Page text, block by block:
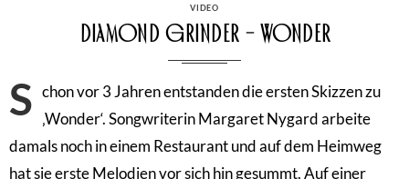
CATEGORIES
VIDEO
Diamond Grinder – Wonder
S chon vor 3 Jahren entstanden die ersten Skizzen zu
‚Wonder‘. Songwriterin Margaret Nygard arbeite
damals noch in einem Restaurant und auf dem Heimweg
hat sie erste Melodien vor sich hin gesummt. Auf einer